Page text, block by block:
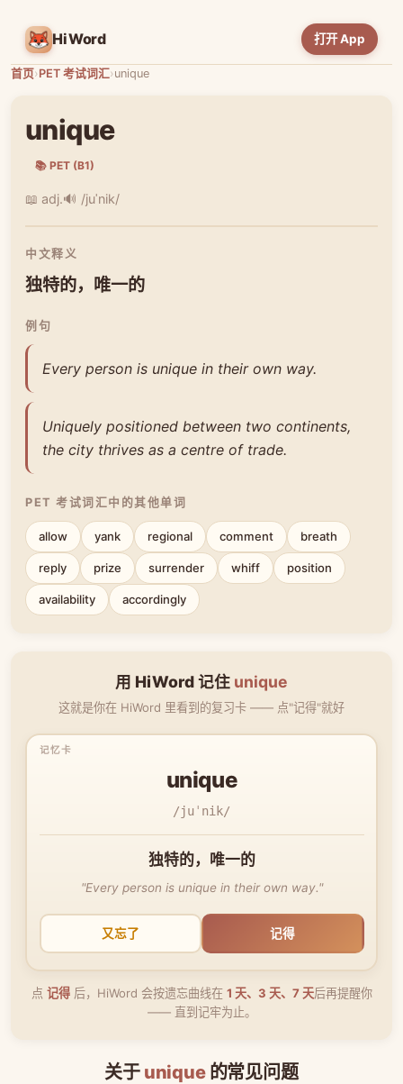
HiWord 打开 App
首页›PET 考试词汇›unique
unique
📚 PET (B1)
📖 adj.🔊 /juˈnik/
中文释义
独特的，唯一的
例句
Every person is unique in their own way.
Uniquely positioned between two continents,
the city thrives as a centre of trade.
PET 考试词汇中的其他单词
allow yank regional comment breath
reply prize surrender whiff position
availability accordingly
用 HiWord 记住 unique
这就是你在 HiWord 里看到的复习卡 —— 点"记得"就好
unique
/juˈnik/
独特的，唯一的
"Every person is unique in their own way."
又忘了 记得
点 记得后，HiWord 会按遗忘曲线在 1 天、3 天、7 天后再提醒你
—— 直到记牢为止。
关于 unique的常见问题